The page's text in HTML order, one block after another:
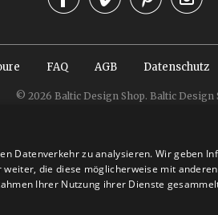
FAQ AGB Datenschutz
© 2026 Baltic Design Shop. Baltic Design
Datenverkehr zu analysieren. Wir geben
die diese möglicherweise mit anderen
Ihrer Nutzung ihrer Dienste